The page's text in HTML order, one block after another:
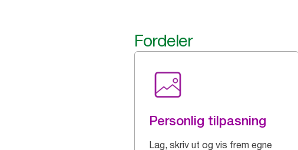
Fordeler
Personlig tilpasning
Lag, skriv ut og vis frem egne